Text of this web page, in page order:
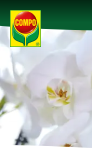
Produits
Conseil
Thèmes